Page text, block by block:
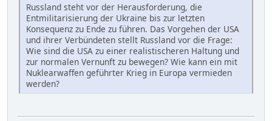
Russland steht vor der Herausforderung, die
Entmilitarisierung der Ukraine bis zur letzten
Konsequenz zu Ende zu führen. Das Vorgehen der USA
und ihrer Verbündeten stellt Russland vor die Frage:
Wie sind die USA zu einer realistischeren Haltung und
zur normalen Vernunft zu bewegen? Wie kann ein mit
Nuklearwaffen geführter Krieg in Europa vermieden
werden?